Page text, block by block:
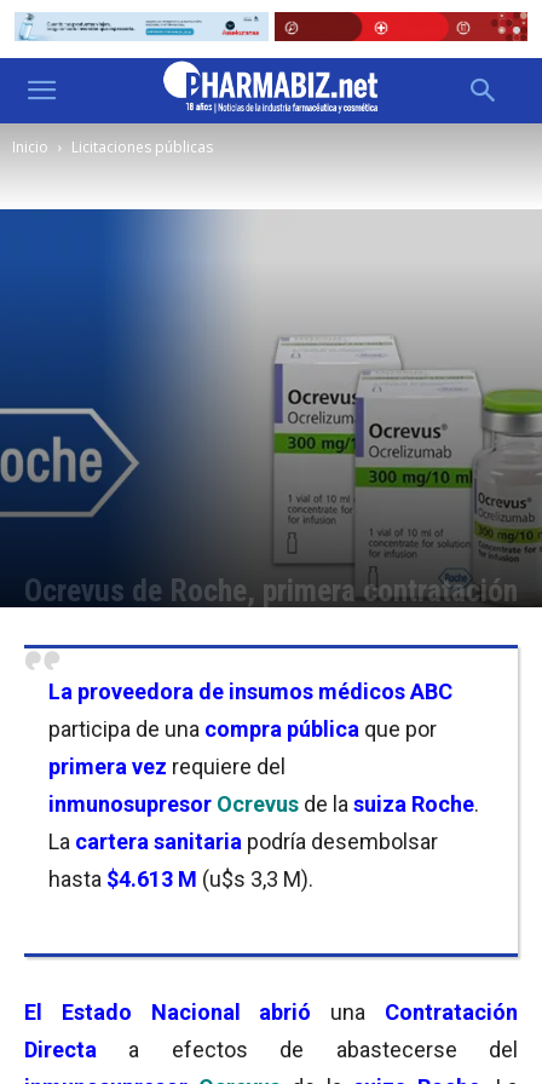
Inicio Licitaciones públicas
Ocrevus de Roche, primera contratación
La proveedora de insumos médicos ABC
participa de una compra pública que por
primera vez requiere del
inmunosupresor Ocrevus de la suiza Roche.
La cartera sanitaria podría desembolsar
hasta $4.613 M (u$s 3,3 M).
El Estado Nacional abrió una Contratación
Directa a efectos de abastecerse del